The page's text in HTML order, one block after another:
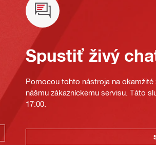
Spustiť živý
Pomocou tohto nástroja na
nášmu zákazníckemu servisu. Táto
17:00.